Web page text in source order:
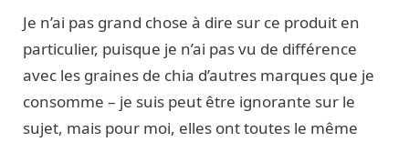
Je n’ai pas grand chose à dire sur ce produit en
particulier, puisque je n’ai pas vu de différence
avec les graines de chia d’autres marques que je
consomme – je suis peut être ignorante sur le
sujet, mais pour moi, elles ont toutes le même